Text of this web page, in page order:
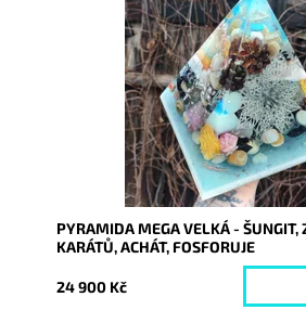
Dostupnost:
Vyprodáno
8363
PYRAMIDA MEGA VELKÁ - ŠUNGIT,
KARÁTŮ, ACHÁT, FOSFORUJE
24 900 Kč